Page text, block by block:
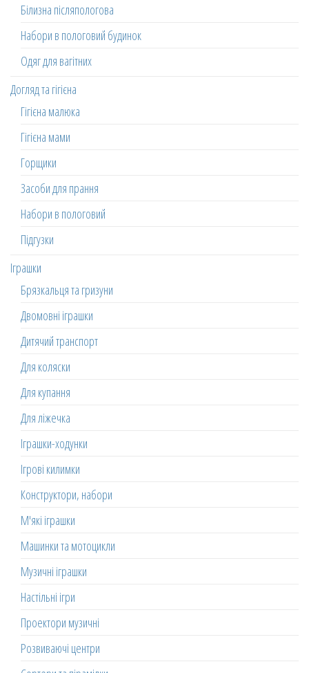
Білизна післяпологова
Набори в пологовий будинок
Одяг для вагітних
Догляд та гігієна
Гігієна малюка
Гігієна мами
Горщики
Засоби для прання
Набори в пологовий
Підгузки
Іграшки
Брязкальця та гризуни
Двомовні іграшки
Дитячий транспорт
Для коляски
Для купання
Для ліжечка
Іграшки-ходунки
Ігрові килимки
Конструктори, набори
М'які іграшки
Машинки та мотоцикли
Музичні іграшки
Настільні ігри
Проектори музичні
Розвиваючі центри